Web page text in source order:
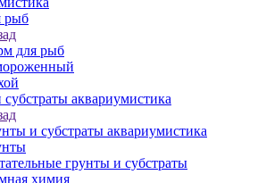
рыб
для рыб
аквариумистика
и субстраты аквариумистика
грунты и субстраты
химия